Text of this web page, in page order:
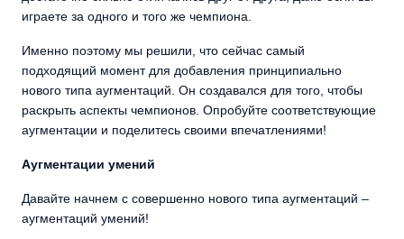
играете за одного и того же чемпиона.
Именно поэтому мы решили, что сейчас самый
подходящий момент для добавления принципиально
нового типа аугментаций. Он создавался для того, чтобы
раскрыть аспекты чемпионов. Опробуйте соответствующие
аугментации и поделитесь своими впечатлениями!
Аугментации умений
Давайте начнем с совершенно нового типа аугментаций –
аугментаций умений!